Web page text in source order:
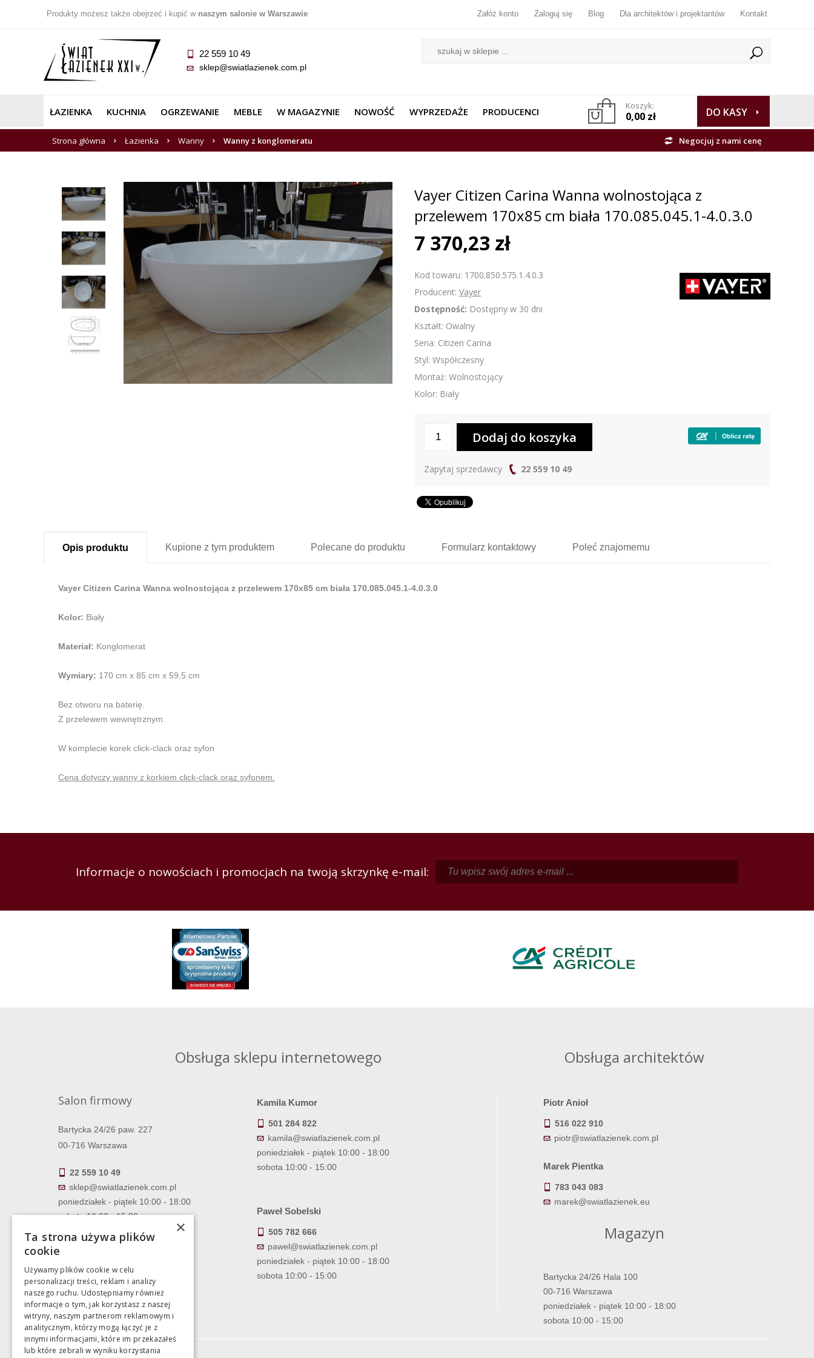
Produkty możesz także obejrzeć i kupić w naszym salonie w Warszawie Załóż konto Zaloguj się Blog Dla architektów i projektantów Kontakt
22 559 10 49
sklep@swiatlazienek.com.pl
ŁAZIENKA KUCHNIA OGRZEWANIE MEBLE W MAGAZYNIE NOWOŚĆ WYPRZEDAŻE PRODUCENCI Koszyk:
0,00 zł DO KASY
Strona główna Łazienka Wanny Wanny z konglomeratu Negocjuj z nami cenę
Vayer Citizen Carina Wanna wolnostojąca z
przelewem 170x85 cm biała 170.085.045.1-4.0.3.0
7 370,23 zł
Kod towaru: 1700.850.575.1.4.0.3
Producent: Vayer
Dostępność: Dostępny w 30 dni
Kształt: Owalny
Seria: Citizen Carina
Styl: Współczesny
Montaż: Wolnostojący
Kolor: Biały
Zapytaj sprzedawcy 22 559 10 49
Opis produktu Kupione z tym produktem Polecane do produktu Formularz kontaktowy Poleć znajomemu
Vayer Citizen Carina Wanna wolnostojąca z przelewem 170x85 cm biała 170.085.045.1-4.0.3.0
Kolor: Biały
Materiał: Konglomerat
Wymiary: 170 cm x 85 cm x 59,5 cm
Bez otworu na baterię.
Z przelewem wewnętrznym.
W komplecie korek click-clack oraz syfon
Cena dotyczy wanny z korkiem click-clack oraz syfonem.
Informacje o nowościach i promocjach na twoją skrzynkę e-mail:
Obsługa sklepu internetowego
Salon firmowy
Bartycka 24/26 paw. 227
00-716 Warszawa
22 559 10 49
sklep@swiatlazienek.com.pl
poniedziałek - piątek 10:00 - 18:00
sobota 10:00 - 15:00
Kamila Kumor
501 284 822
kamila@swiatlazienek.com.pl
poniedziałek - piątek 10:00 - 18:00
sobota 10:00 - 15:00
Paweł Sobelski
505 782 666
pawel@swiatlazienek.com.pl
poniedziałek - piątek 10:00 - 18:00
sobota 10:00 - 15:00
Obsługa architektów
Piotr Anioł
516 022 910
piotr@swiatlazienek.com.pl
Marek Pientka
783 043 083
marek@swiatlazienek.eu
Magazyn
Bartycka 24/26 Hala 100
00-716 Warszawa
poniedziałek - piątek 10:00 - 18:00
sobota 10:00 - 15:00
×
Ta strona używa plików
cookie
Używamy plików cookie w celu
personalizacji treści, reklam i analizy
naszego ruchu. Udostępniamy również
informacje o tym, jak korzystasz z naszej
witryny, naszym partnerom reklamowym i
analitycznym, którzy mogą łączyć je z
innymi informacjami, które im przekazałeś
lub które zebrali w wyniku korzystania